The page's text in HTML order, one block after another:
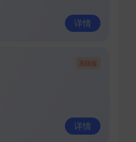
详情
详情
高级版